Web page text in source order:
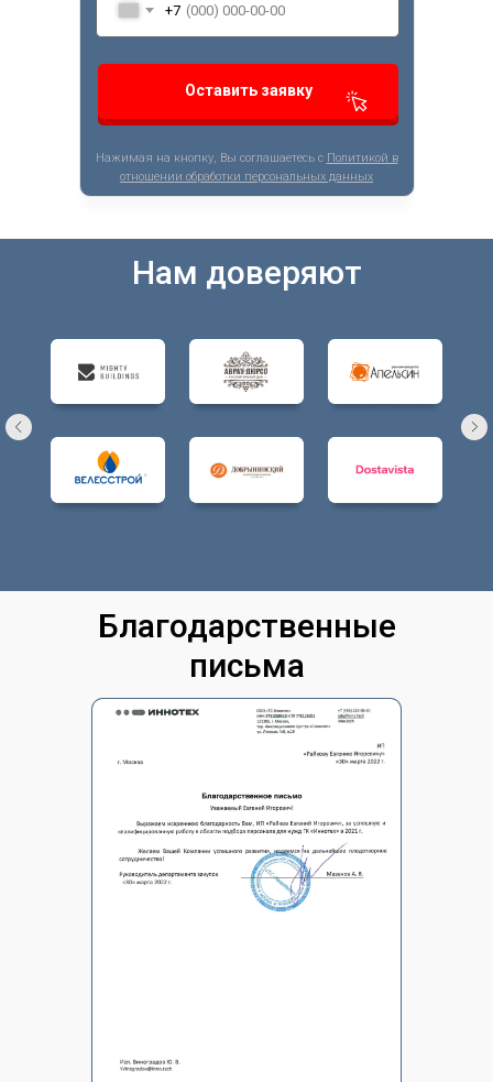
Оставить заявку
Нажимая на кнопку, Вы соглашаетесь с Политикой в
отношении обработки персональных данных
+7
Нам доверяют
Благодарственные
письма